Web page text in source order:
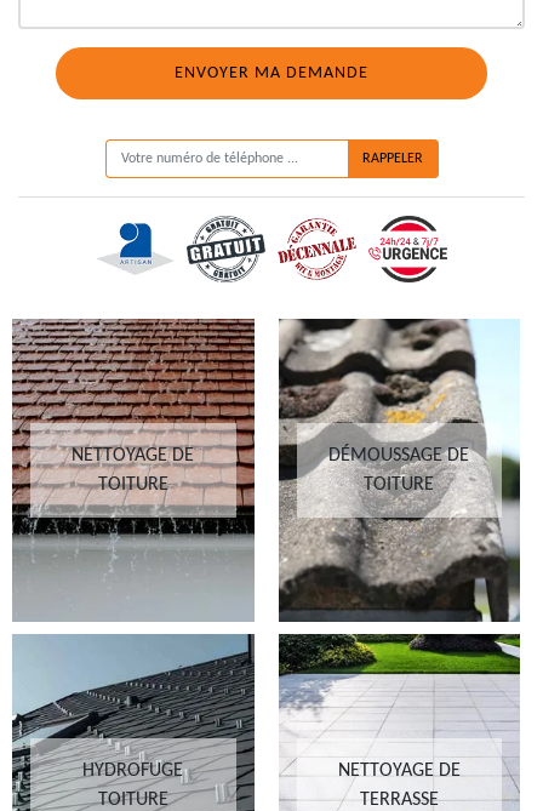
NETTOYAGE DE
TOITURE
DÉMOUSSAGE DE
TOITURE
HYDROFUGE
TOITURE
NETTOYAGE DE
TERRASSE